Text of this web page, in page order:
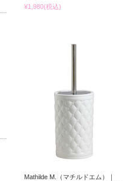
¥1,980(税込)
Mathilde M.（マチルドエム）｜